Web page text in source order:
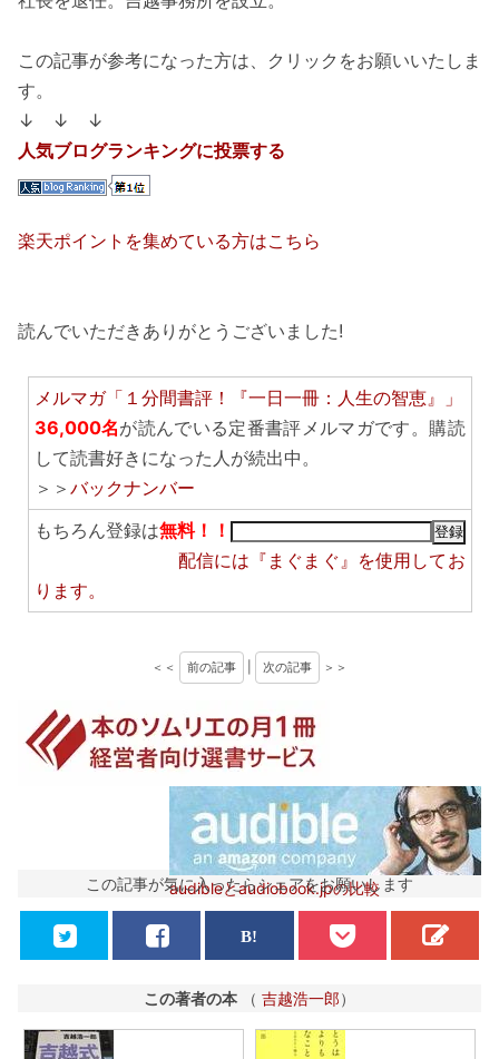
この記事が参考になった方は、クリックをお願いいたしま
す。
↓ ↓ ↓
人気ブログランキングに投票する
楽天ポイントを集めている方はこちら
読んでいただきありがとうございました!
メルマガ「１分間書評！『一日一冊：人生の智恵』」
36,000名が読んでいる定番書評メルマガです。購読
して読書好きになった人が続出中。
＞＞ バックナンバー
もちろん登録は無料！！
配信には 『まぐまぐ』 を使用してお
ります。
＜＜ 前の記事 次の記事 ＞＞
audibleとaudiobook.jpの比較
この記事が気に入ったらシェアをお願いします
この著者の本 （ 吉越浩一郎）